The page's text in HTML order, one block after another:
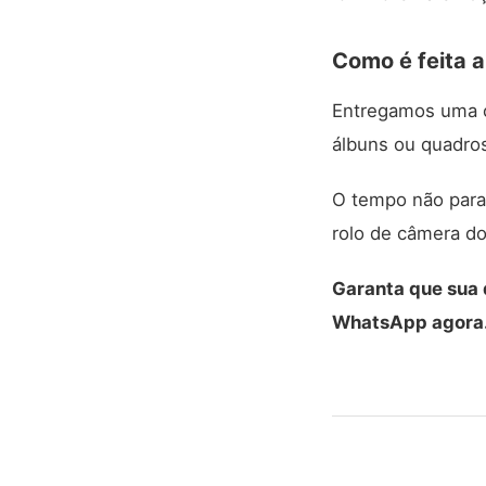
Como é feita
Entregamos
álbuns ou
O tempo não
rolo de câmera
Garanta que sua
WhatsApp